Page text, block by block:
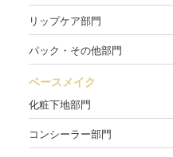
リップケア部門
パック・その他部門
ベースメイク
化粧下地部門
コンシーラー部門